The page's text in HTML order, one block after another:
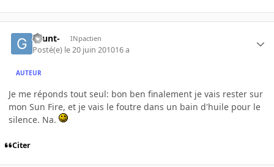
Grunt- INpactien
Posté(e) le 20 juin 201016 a
AUTEUR
Je me réponds tout seul: bon ben finalement je vais rester sur
mon Sun Fire, et je vais le foutre dans un bain d'huile pour le
silence. Na.
Citer